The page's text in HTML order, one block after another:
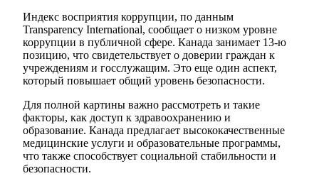
Индекс восприятия коррупции, по данным
Transparency International, сообщает о низком уровне
коррупции в публичной сфере. Канада занимает 13-ю
позицию, что свидетельствует о доверии граждан к
учреждениям и госслужащим. Это еще один аспект,
который повышает общий уровень безопасности.
Для полной картины важно рассмотреть и такие
факторы, как доступ к здравоохранению и
образование. Канада предлагает высококачественные
медицинские услуги и образовательные программы,
что также способствует социальной стабильности и
безопасности.